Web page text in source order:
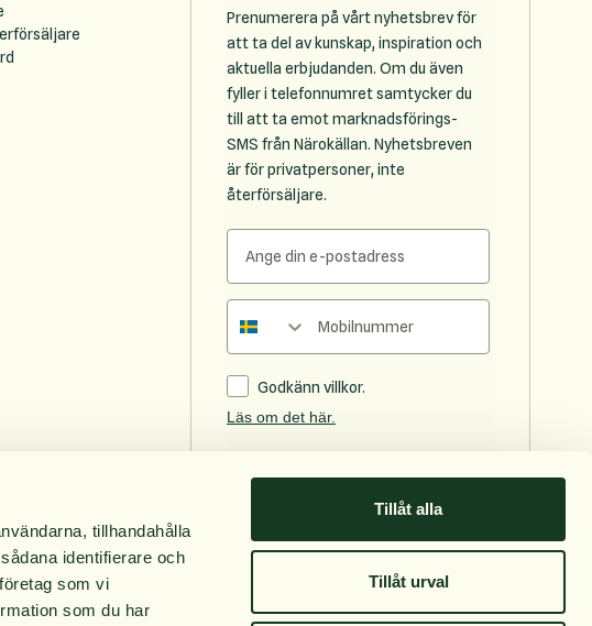
tillhandahålla
identifierare och
som vi
som du har
Tillåt alla
Tillåt urval
Prenumerera på vårt nyhetsbrev för
att ta del av kunskap, inspiration och
aktuella erbjudanden. Om du även
fyller i telefonnumret samtycker du
till att ta emot marknadsförings-
SMS från Närokällan. Nyhetsbreven
är för privatpersoner, inte
återförsäljare.
Telefonnummer
Godkänn villkor.
Läs om det här.
Prenumerera
Följ oss